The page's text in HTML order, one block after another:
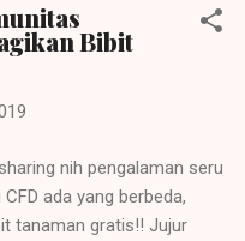
Bibit
nih pengalaman seru
ada yang berbeda,
tanaman gratis!! Jujur